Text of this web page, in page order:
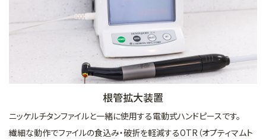
根管拡大装置
ニッケルチタンファイルと一緒に使用する電動式ハンドピースです。
繊細な動作でファイルの食込み・破折を軽減するOTR（オプティマムト